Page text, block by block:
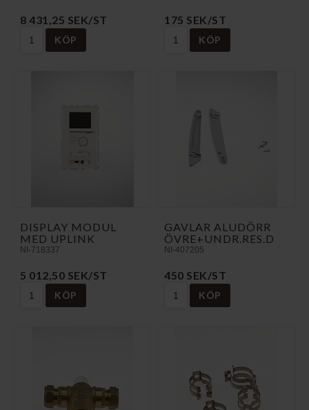
8 431,25 SEK/ST
KÖP
175 SEK/ST
KÖP
DISPLAY MODUL
MED UPLINK
NI-718337
5 012,50 SEK/ST
KÖP
GAVLAR ALUDÖRR
ÖVRE+UNDR.RES.D
NI-407205
450 SEK/ST
KÖP